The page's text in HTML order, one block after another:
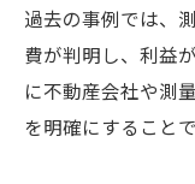
過去の事例では、
費が判明し、利益
に不動産会社や測
を明確にすること